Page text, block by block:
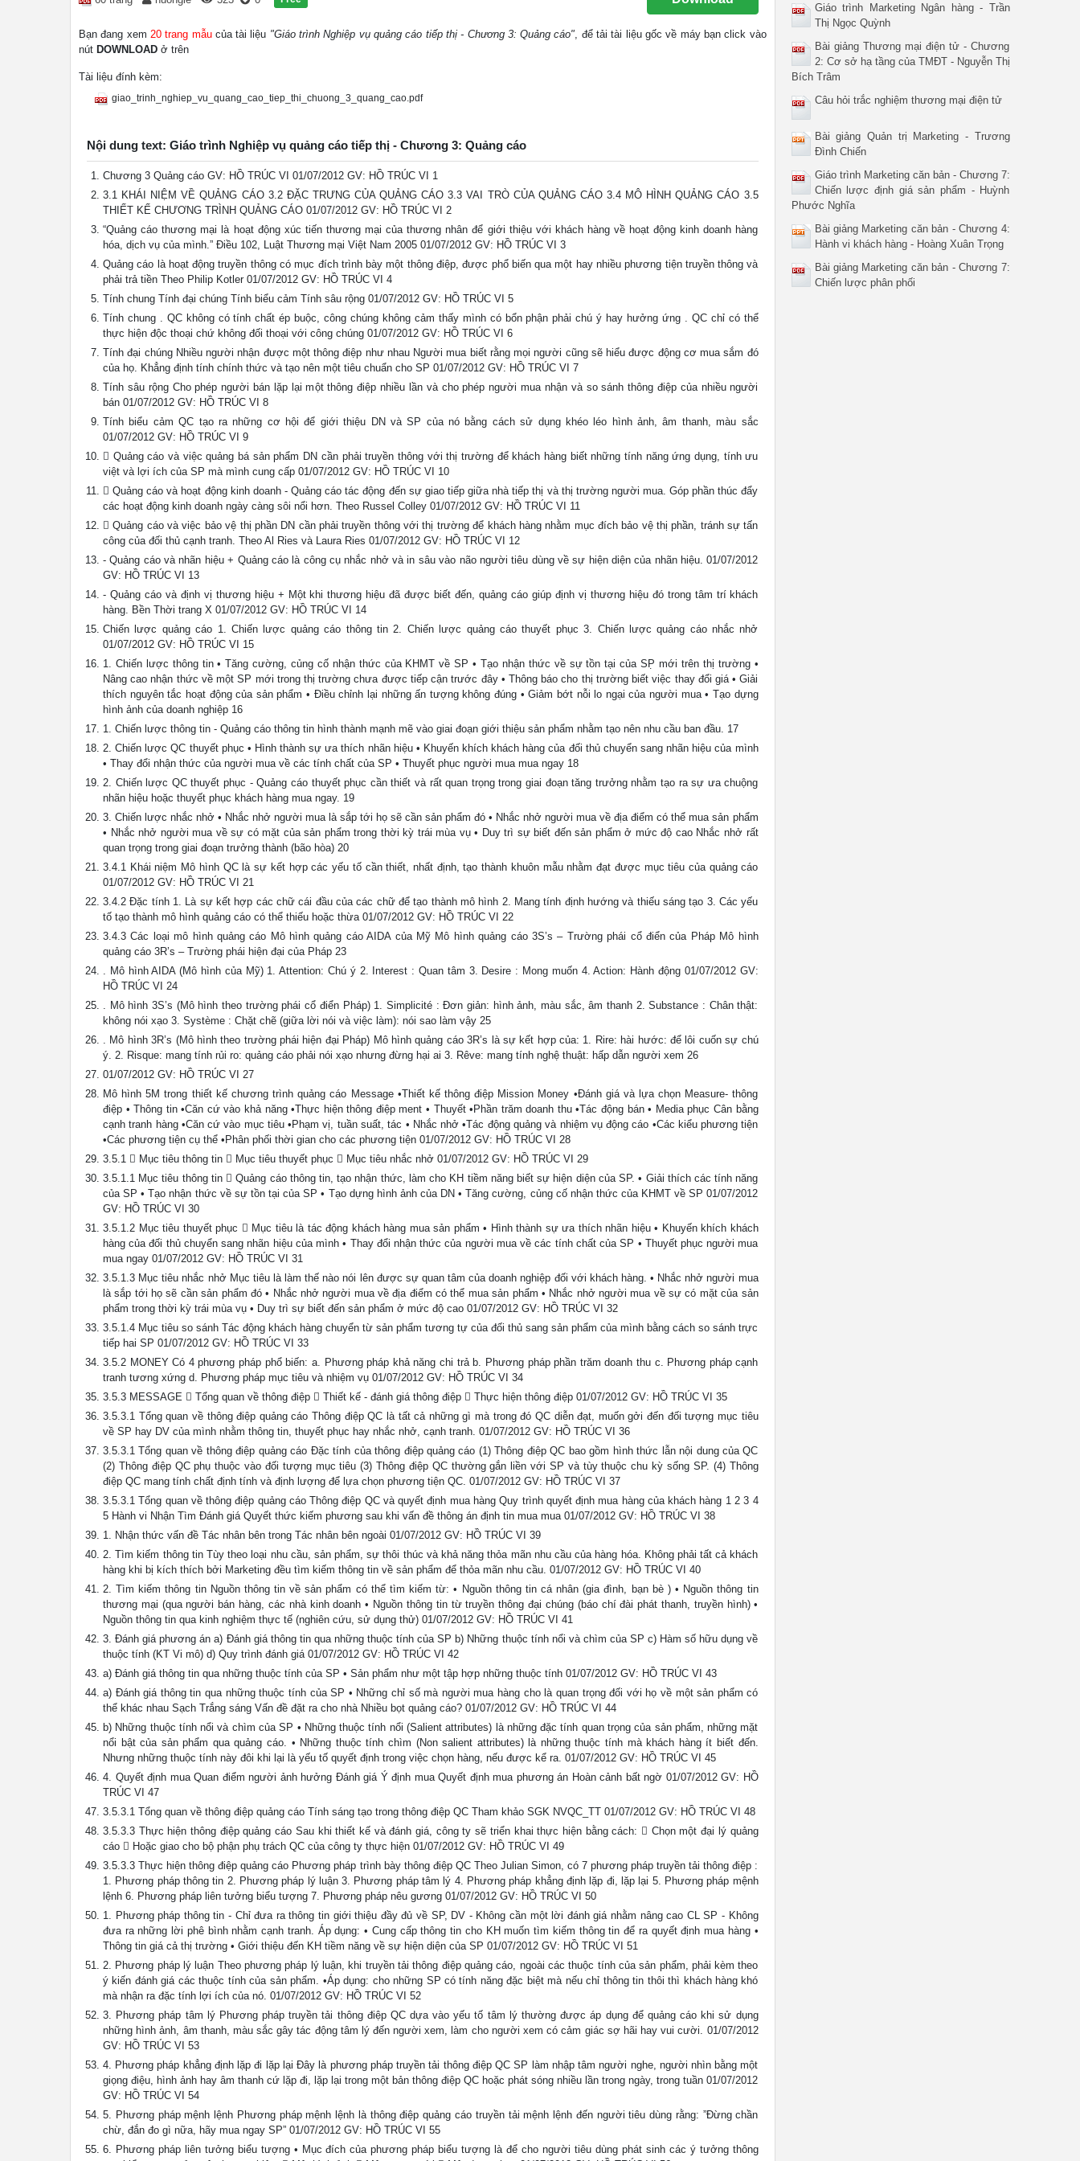
Bạn đang xem 20 trang mẫucủa tài liệu "Giáo trình Nghiệp vụ quảng cáo tiếp thị - Chương 3: Quảng cáo", để tải tài liệu gốc về máy bạn click vào
nút DOWNLOAD ở trên
Tài liệu đính kèm:
giao_trinh_nghiep_vu_quang_cao_tiep_thi_chuong_3_quang_cao.pdf
Nội dung text: Giáo trình Nghiệp vụ quảng cáo tiếp thị - Chương 3: Quảng cáo
Chương 3 Quảng cáo GV: HỒ TRÚC VI 01/07/2012 GV: HỒ TRÚC VI 1
3.1 KHÁI NIỆM VỀ QUẢNG CÁO 3.2 ĐẶC TRƯNG CỦA QUẢNG CÁO 3.3 VAI TRÒ CỦA QUẢNG CÁO 3.4 MÔ HÌNH QUẢNG CÁO 3.5
THIẾT KẾ CHƯƠNG TRÌNH QUẢNG CÁO 01/07/2012 GV: HỒ TRÚC VI 2
“Quảng cáo thương mại là hoạt động xúc tiến thương mại của thương nhân để giới thiệu với khách hàng về hoạt động kinh doanh hàng
hóa, dịch vụ của mình.” Điều 102, Luật Thương mại Việt Nam 2005 01/07/2012 GV: HỒ TRÚC VI 3
Quảng cáo là hoạt động truyền thông có mục đích trình bày một thông điệp, được phổ biến qua một hay nhiều phương tiện truyền thông và
phải trả tiền Theo Philip Kotler 01/07/2012 GV: HỒ TRÚC VI 4
Tính chung Tính đại chúng Tính biểu cảm Tính sâu rộng 01/07/2012 GV: HỒ TRÚC VI 5
Tính chung . QC không có tính chất ép buộc, công chúng không cảm thấy mình có bổn phận phải chú ý hay hưởng ứng . QC chỉ có thể
thực hiện độc thoại chứ không đối thoại với công chúng 01/07/2012 GV: HỒ TRÚC VI 6
Tính đại chúng Nhiều người nhận được một thông điệp như nhau Người mua biết rằng mọi người cũng sẽ hiểu được động cơ mua sắm đó
của họ. Khẳng định tính chính thức và tạo nên một tiêu chuẩn cho SP 01/07/2012 GV: HỒ TRÚC VI 7
Tính sâu rộng Cho phép người bán lặp lại một thông điệp nhiều lần và cho phép người mua nhận và so sánh thông điệp của nhiều người
bán 01/07/2012 GV: HỒ TRÚC VI 8
Tính biểu cảm QC tạo ra những cơ hội để giới thiệu DN và SP của nó bằng cách sử dụng khéo léo hình ảnh, âm thanh, màu sắc
01/07/2012 GV: HỒ TRÚC VI 9
 Quảng cáo và việc quảng bá sản phẩm DN cần phải truyền thông với thị trường để khách hàng biết những tính năng ứng dụng, tính ưu
việt và lợi ích của SP mà mình cung cấp 01/07/2012 GV: HỒ TRÚC VI 10
 Quảng cáo và hoạt động kinh doanh - Quảng cáo tác động đến sự giao tiếp giữa nhà tiếp thị và thị trường người mua. Góp phần thúc đẩy
các hoạt động kinh doanh ngày càng sôi nổi hơn. Theo Russel Colley 01/07/2012 GV: HỒ TRÚC VI 11
 Quảng cáo và việc bảo vệ thị phần DN cần phải truyền thông với thị trường để khách hàng nhằm mục đích bảo vệ thị phần, tránh sự tấn
công của đối thủ cạnh tranh. Theo Al Ries và Laura Ries 01/07/2012 GV: HỒ TRÚC VI 12
- Quảng cáo và nhãn hiệu + Quảng cáo là công cụ nhắc nhở và in sâu vào não người tiêu dùng về sự hiện diện của nhãn hiệu. 01/07/2012
GV: HỒ TRÚC VI 13
- Quảng cáo và định vị thương hiệu + Một khi thương hiệu đã được biết đến, quảng cáo giúp định vị thương hiệu đó trong tâm trí khách
hàng. Bền Thời trang X 01/07/2012 GV: HỒ TRÚC VI 14
Chiến lược quảng cáo 1. Chiến lược quảng cáo thông tin 2. Chiến lược quảng cáo thuyết phục 3. Chiến lược quảng cáo nhắc nhở
01/07/2012 GV: HỒ TRÚC VI 15
1. Chiến lược thông tin • Tăng cường, củng cố nhận thức của KHMT về SP • Tạo nhận thức về sự tồn tại của SP̣ mới trên thị trường •
Nâng cao nhận thức về một SP mới trong thị trường chưa được tiếp cận trước đây • Thông báo cho thị trường biết việc thay đổi giá • Giải
thích nguyên tắc hoạt động của sản phẩm • Điều chỉnh lại những ấn tượng không đúng • Giảm bớt nỗi lo ngại của người mua • Tạo dựng
hình ảnh của doanh nghiệp 16
1. Chiến lược thông tin - Quảng cáo thông tin hình thành mạnh mẽ vào giai đoạn giới thiệu sản phẩm nhằm tạo nên nhu cầu ban đầu. 17
2. Chiến lược QC thuyết phục • Hình thành sự ưa thích nhãn hiệu • Khuyến khích khách hàng của đối thủ chuyển sang nhãn hiệu của mình
• Thay đổi nhận thức của người mua về các tính chất của SP • Thuyết phục người mua mua ngay 18
2. Chiến lược QC thuyết phục - Quảng cáo thuyết phục cần thiết và rất quan trọng trong giai đoạn tăng trưởng nhằm tạo ra sự ưa chuộng
nhãn hiệu hoặc thuyết phục khách hàng mua ngay. 19
3. Chiến lược nhắc nhở • Nhắc nhở người mua là sắp tới họ sẽ cần sản phẩm đó • Nhắc nhở người mua về địa điểm có thể mua sản phẩm
• Nhắc nhở người mua về sự có mặt của sản phẩm trong thời kỳ trái mùa vụ • Duy trì sự biết đến sản phẩm ở mức độ cao Nhắc nhở rất
quan trọng trong giai đoạn trưởng thành (bão hòa) 20
3.4.1 Khái niệm Mô hình QC là sự kết hợp các yếu tố cần thiết, nhất định, tạo thành khuôn mẫu nhằm đạt được mục tiêu của quảng cáo
01/07/2012 GV: HỒ TRÚC VI 21
3.4.2 Đặc tính 1. Là sự kết hợp các chữ cái đầu của các chữ để tạo thành mô hình 2. Mang tính định hướng và thiếu sáng tạo 3. Các yếu
tố tạo thành mô hình quảng cáo có thể thiếu hoặc thừa 01/07/2012 GV: HỒ TRÚC VI 22
3.4.3 Các loại mô hình quảng cáo Mô hình quảng cáo AIDA của Mỹ Mô hình quảng cáo 3S’s – Trường phái cổ điển của Pháp Mô hình
quảng cáo 3R’s – Trường phái hiện đại của Pháp 23
. Mô hình AIDA (Mô hình của Mỹ) 1. Attention: Chú ý 2. Interest : Quan tâm 3. Desire : Mong muốn 4. Action: Hành động 01/07/2012 GV:
HỒ TRÚC VI 24
. Mô hình 3S’s (Mô hình theo trường phái cổ điển Pháp) 1. Simplicité : Đơn giản: hình ảnh, màu sắc, âm thanh 2. Substance : Chân thật:
không nói xạo 3. Système : Chặt chẽ (giữa lời nói và việc làm): nói sao làm vậy 25
. Mô hình 3R’s (Mô hình theo trường phái hiện đại Pháp) Mô hình quảng cáo 3R’s là sự kết hợp của: 1. Rire: hài hước: để lôi cuốn sự chú
ý. 2. Risque: mang tính rủi ro: quảng cáo phải nói xạo nhưng đừng hại ai 3. Rêve: mang tính nghệ thuật: hấp dẫn người xem 26
01/07/2012 GV: HỒ TRÚC VI 27
Mô hình 5M trong thiết kế chương trình quảng cáo Message •Thiết kế thông điệp Mission Money •Đánh giá và lựa chọn Measure- thông
điệp • Thông tin •Căn cứ vào khả năng •Thực hiện thông điệp ment • Thuyết •Phần trăm doanh thu •Tác động bán • Media phục Cân bằng
cạnh tranh hàng •Căn cứ vào mục tiêu •Phạm vị, tuần suất, tác • Nhắc nhở •Tác động quảng và nhiệm vụ động cáo •Các kiểu phương tiện
•Các phương tiện cụ thể •Phân phối thời gian cho các phương tiện 01/07/2012 GV: HỒ TRÚC VI 28
3.5.1  Mục tiêu thông tin  Mục tiêu thuyết phục  Mục tiêu nhắc nhở 01/07/2012 GV: HỒ TRÚC VI 29
3.5.1.1 Mục tiêu thông tin  Quảng cáo thông tin, tạo nhận thức, làm cho KH tiềm năng biết sự hiện diện của SP. • Giải thích các tính năng
của SP • Tạo nhận thức về sự tồn tại của SP • Tạo dựng hình ảnh của DN • Tăng cường, củng cố nhận thức của KHMT về SP 01/07/2012
GV: HỒ TRÚC VI 30
3.5.1.2 Mục tiêu thuyết phục  Mục tiêu là tác động khách hàng mua sản phẩm • Hình thành sự ưa thích nhãn hiệu • Khuyến khích khách
hàng của đối thủ chuyển sang nhãn hiệu của mình • Thay đổi nhận thức của người mua về các tính chất của SP • Thuyết phục người mua
mua ngay 01/07/2012 GV: HỒ TRÚC VI 31
3.5.1.3 Mục tiêu nhắc nhở Mục tiêu là làm thế nào nói lên được sự quan tâm của doanh nghiệp đối với khách hàng. • Nhắc nhở người mua
là sắp tới họ sẽ cần sản phẩm đó • Nhắc nhở người mua về địa điểm có thể mua sản phẩm • Nhắc nhở người mua về sự có mặt của sản
phẩm trong thời kỳ trái mùa vụ • Duy trì sự biết đến sản phẩm ở mức độ cao 01/07/2012 GV: HỒ TRÚC VI 32
3.5.1.4 Mục tiêu so sánh Tác động khách hàng chuyển từ sản phẩm tương tự của đối thủ sang sản phẩm của mình bằng cách so sánh trực
tiếp hai SP 01/07/2012 GV: HỒ TRÚC VI 33
3.5.2 MONEY Có 4 phương pháp phổ biến: a. Phương pháp khả năng chi trả b. Phương pháp phần trăm doanh thu c. Phương pháp cạnh
tranh tương xứng d. Phương pháp mục tiêu và nhiệm vụ 01/07/2012 GV: HỒ TRÚC VI 34
3.5.3 MESSAGE  Tổng quan về thông điệp  Thiết kế - đánh giá thông điệp  Thực hiện thông điệp 01/07/2012 GV: HỒ TRÚC VI 35
3.5.3.1 Tổng quan về thông điệp quảng cáo Thông điệp QC là tất cả những gì mà trong đó QC diễn đạt, muốn gởi đến đối tượng mục tiêu
về SP hay DV của mình nhằm thông tin, thuyết phục hay nhắc nhở, cạnh tranh. 01/07/2012 GV: HỒ TRÚC VI 36
3.5.3.1 Tổng quan về thông điệp quảng cáo Đặc tính của thông điệp quảng cáo (1) Thông điệp QC bao gồm hình thức lẫn nội dung của QC
(2) Thông điệp QC phụ thuộc vào đối tượng mục tiêu (3) Thông điệp QC thường gắn liền với SP và tùy thuộc chu kỳ sống SP. (4) Thông
điệp QC mang tính chất định tính và định lượng để lựa chọn phương tiện QC. 01/07/2012 GV: HỒ TRÚC VI 37
3.5.3.1 Tổng quan về thông điệp quảng cáo Thông điệp QC và quyết định mua hàng Quy trình quyết định mua hàng của khách hàng 1 2 3 4
5 Hành vi Nhận Tìm Đánh giá Quyết thức kiếm phương sau khi vấn đề thông án định tin mua mua 01/07/2012 GV: HỒ TRÚC VI 38
1. Nhận thức vấn đề Tác nhân bên trong Tác nhân bên ngoài 01/07/2012 GV: HỒ TRÚC VI 39
2. Tìm kiếm thông tin Tùy theo loại nhu cầu, sản phẩm, sự thôi thúc và khả năng thỏa mãn nhu cầu của hàng hóa. Không phải tất cả khách
hàng khi bị kích thích bởi Marketing đều tìm kiếm thông tin về sản phẩm để thỏa mãn nhu cầu. 01/07/2012 GV: HỒ TRÚC VI 40
2. Tìm kiếm thông tin Nguồn thông tin về sản phẩm có thể tìm kiếm từ: • Nguồn thông tin cá nhân (gia đình, bạn bè ) • Nguồn thông tin
thương mại (qua người bán hàng, các nhà kinh doanh • Nguồn thông tin từ truyền thông đại chúng (báo chí đài phát thanh, truyền hình) •
Nguồn thông tin qua kinh nghiệm thực tế (nghiên cứu, sử dụng thử) 01/07/2012 GV: HỒ TRÚC VI 41
3. Đánh giá phương án a) Đánh giá thông tin qua những thuộc tính của SP b) Những thuộc tính nổi và chìm của SP c) Hàm số hữu dụng về
thuộc tính (KT Vi mô) d) Quy trình đánh giá 01/07/2012 GV: HỒ TRÚC VI 42
a) Đánh giá thông tin qua những thuộc tính của SP • Sản phẩm như một tập hợp những thuộc tính 01/07/2012 GV: HỒ TRÚC VI 43
a) Đánh giá thông tin qua những thuộc tính của SP • Những chỉ số mà người mua hàng cho là quan trọng đối với họ về một sản phẩm có
thể khác nhau Sạch Trắng sáng Vấn đề đặt ra cho nhà Nhiều bọt quảng cáo? 01/07/2012 GV: HỒ TRÚC VI 44
b) Những thuộc tính nổi và chìm của SP • Những thuộc tính nổi (Salient attributes) là những đặc tính quan trọng của sản phẩm, những mặt
nổi bật của sản phẩm qua quảng cáo. • Những thuộc tính chìm (Non salient attributes) là những thuộc tính mà khách hàng ít biết đến.
Nhưng những thuộc tính này đôi khi lại là yếu tố quyết định trong việc chọn hàng, nếu được kể ra. 01/07/2012 GV: HỒ TRÚC VI 45
4. Quyết định mua Quan điểm người ảnh hưởng Đánh giá Ý định mua Quyết định mua phương án Hoàn cảnh bất ngờ 01/07/2012 GV: HỒ
TRÚC VI 47
3.5.3.1 Tổng quan về thông điệp quảng cáo Tính sáng tạo trong thông điệp QC Tham khảo SGK NVQC_TT 01/07/2012 GV: HỒ TRÚC VI 48
3.5.3.3 Thực hiện thông điệp quảng cáo Sau khi thiết kế và đánh giá, công ty sẽ triển khai thực hiện bằng cách:  Chọn một đại lý quảng
cáo  Hoặc giao cho bộ phận phụ trách QC của công ty thực hiện 01/07/2012 GV: HỒ TRÚC VI 49
3.5.3.3 Thực hiện thông điệp quảng cáo Phương pháp trình bày thông điệp QC Theo Julian Simon, có 7 phương pháp truyền tải thông điệp :
1. Phương pháp thông tin 2. Phương pháp lý luận 3. Phương pháp tâm lý 4. Phương pháp khẳng định lặp đi, lặp lại 5. Phương pháp mệnh
lệnh 6. Phương pháp liên tưởng biểu tượng 7. Phương pháp nêu gương 01/07/2012 GV: HỒ TRÚC VI 50
1. Phương pháp thông tin - Chỉ đưa ra thông tin giới thiệu đầy đủ về SP, DV - Không cần một lời đánh giá nhằm nâng cao CL SP - Không
đưa ra những lời phê bình nhằm cạnh tranh. Áp dụng: • Cung cấp thông tin cho KH muốn tìm kiếm thông tin để ra quyết định mua hàng •
Thông tin giá cả thị trường • Giới thiệu đến KH tiềm năng về sự hiện diện của SP 01/07/2012 GV: HỒ TRÚC VI 51
2. Phương pháp lý luận Theo phương pháp lý luận, khi truyền tải thông điệp quảng cáo, ngoài các thuộc tính của sản phẩm, phải kèm theo
ý kiến đánh giá các thuộc tính của sản phẩm. •Áp dụng: cho những SP có tính năng đặc biệt mà nếu chỉ thông tin thôi thì khách hàng khó
mà nhận ra đặc tính lợi ích của nó. 01/07/2012 GV: HỒ TRÚC VI 52
3. Phương pháp tâm lý Phương pháp truyền tải thông điệp QC dựa vào yếu tố tâm lý thường được áp dụng để quảng cáo khi sử dụng
những hình ảnh, âm thanh, màu sắc gây tác động tâm lý đến người xem, làm cho người xem có cảm giác sợ hãi hay vui cười. 01/07/2012
GV: HỒ TRÚC VI 53
4. Phương pháp khẳng định lặp đi lặp lại Đây là phương pháp truyền tải thông điệp QC SP làm nhập tâm người nghe, người nhìn bằng một
giọng điệu, hình ảnh hay âm thanh cứ lặp đi, lặp lại trong một bản thông điệp QC hoặc phát sóng nhiều lần trong ngày, trong tuần 01/07/2012
GV: HỒ TRÚC VI 54
5. Phương pháp mệnh lệnh Phương pháp mệnh lệnh là thông điệp quảng cáo truyền tải mệnh lệnh đến người tiêu dùng rằng: ”Đừng chần
chừ, đắn đo gì nữa, hãy mua ngay SP” 01/07/2012 GV: HỒ TRÚC VI 55
6. Phương pháp liên tưởng biểu tượng • Mục đích của phương pháp biểu tượng là để cho người tiêu dùng phát sinh các ý tưởng thông
Giáo trình Marketing Ngân hàng - Trần
Thị Ngọc Quỳnh
Bài giảng Thương mại điện tử - Chương
2: Cơ sở hạ tầng của TMĐT - Nguyễn Thị
Bích Trâm
Câu hỏi trắc nghiệm thương mại điện tử
Bài giảng Quản trị Marketing - Trương
Đình Chiến
Giáo trình Marketing căn bản - Chương 7:
Chiến lược định giá sản phẩm - Huỳnh
Phước Nghĩa
Bài giảng Marketing căn bản - Chương 4:
Hành vi khách hàng - Hoàng Xuân Trọng
Bài giảng Marketing căn bản - Chương 7:
Chiến lược phân phối